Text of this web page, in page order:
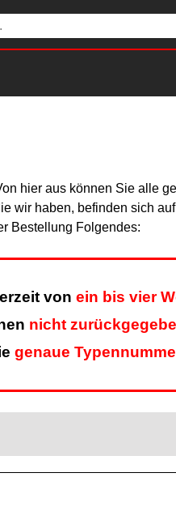
hier aus können Sie alle
wir haben, befinden sich
Bestellung Folgendes:
von ein bis vier
nicht
genaue